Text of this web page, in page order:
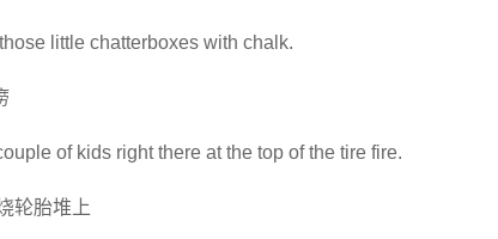
little chatterboxes with chalk.
of kids right there at the top of the tire fire.
轮胎堆上